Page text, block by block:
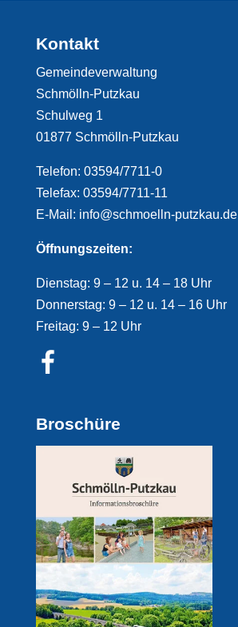
Kontakt
Gemeindeverwaltung
Schmölln-Putzkau
Schulweg 1
01877 Schmölln-Putzkau
Telefon: 03594/7711-0
Telefax: 03594/7711-11
E-Mail: info@schmoelln-putzkau.de
Öffnungszeiten:
Dienstag: 9 – 12 u. 14 – 18 Uhr
Donnerstag: 9 – 12 u. 14 – 16 Uhr
Freitag: 9 – 12 Uhr
Broschüre